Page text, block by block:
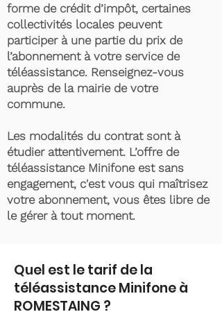
forme de crédit d’impôt, certaines
collectivités locales peuvent
participer à une partie du prix de
l’abonnement à votre service de
téléassistance. Renseignez-vous
auprès de la mairie de votre
commune.
Les modalités du contrat sont à
étudier attentivement. L’offre de
téléassistance Minifone est sans
engagement, c'est vous qui maîtrisez
votre abonnement, vous êtes libre de
le gérer à tout moment.
Quel est le tarif de la
téléassistance Minifone à
ROMESTAING ?